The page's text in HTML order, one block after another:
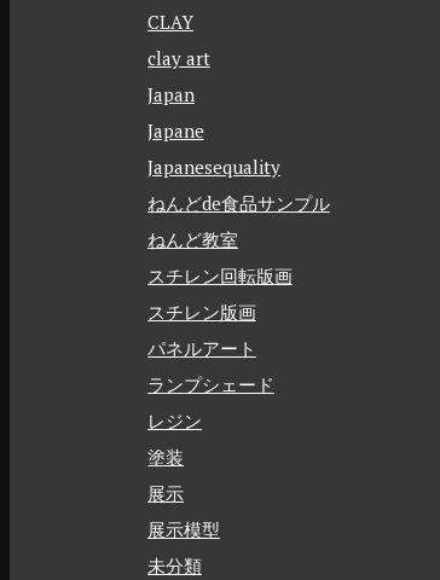
CLAY
clay art
Japan
Japane
Japanesequality
ねんどde食品サンプル
ねんど教室
スチレン回転版画
スチレン版画
パネルアート
ランプシェード
レジン
塗装
展示
展示模型
未分類